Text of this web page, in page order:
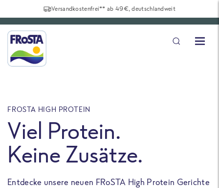
Versandkostenfrei** ab 49€, deutschlandweit
FROSTA HIGH PROTEIN
Viel Protein.
Keine Zusätze.
Entdecke unsere neuen FRoSTA High Protein Gerichte